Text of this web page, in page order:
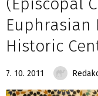
Historic
7. 10. 2011